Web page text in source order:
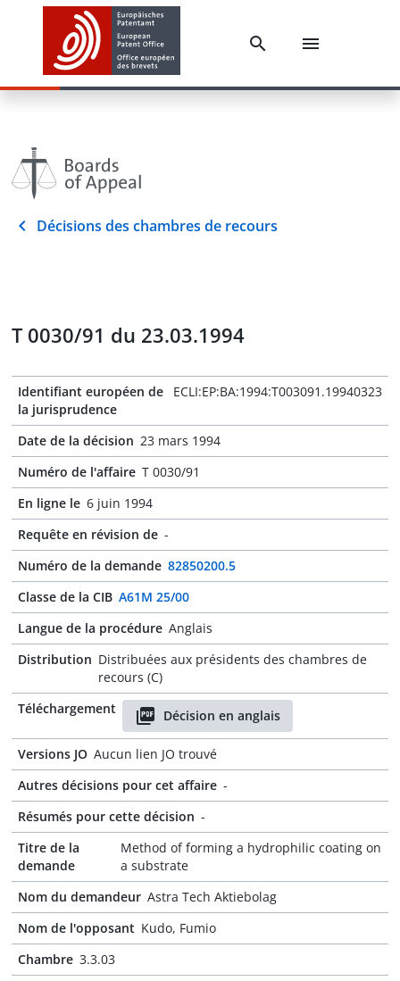
Décisions des chambres de recours
T 0030/91 du 23.03.1994
Identifiant européen de
la jurisprudence
ECLI:EP:BA:1994:T003091.19940323
Date de la décision 23 mars 1994
Numéro de l'affaire T 0030/91
En ligne le 6 juin 1994
Requête en révision de -
Numéro de la demande 82850200.5
Classe de la CIB A61M 25/00
Langue de la procédure Anglais
Distribution Distribuées aux présidents des chambres de
recours (C)
Téléchargement
Décision en anglais
Versions JO Aucun lien JO trouvé
Autres décisions pour cet affaire -
Résumés pour cette décision -
Titre de la
demande
Method of forming a hydrophilic coating on
a substrate
Nom du demandeur Astra Tech Aktiebolag
Nom de l'opposant Kudo, Fumio
Chambre 3.3.03